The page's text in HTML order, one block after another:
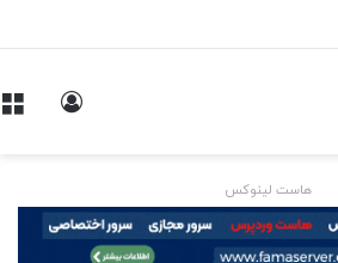
در راه است
هاست لینوکس